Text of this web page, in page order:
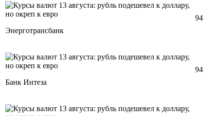
Энерготрансбанк
94
Банк Интеза
94